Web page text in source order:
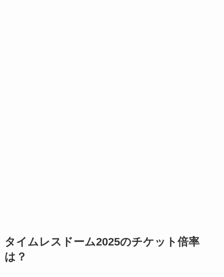
タイムレスドーム2025のチケット倍率
は？